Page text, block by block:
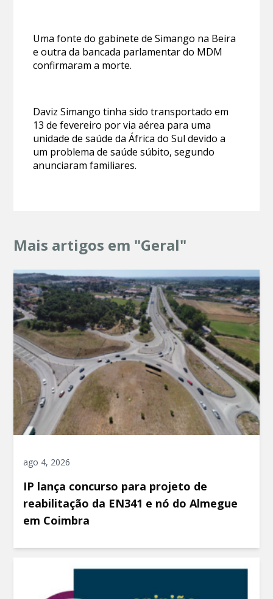
Uma fonte do gabinete de Simango na Beira
e outra da bancada parlamentar do MDM
confirmaram a morte.
Daviz Simango tinha sido transportado em
13 de fevereiro por via aérea para uma
unidade de saúde da África do Sul devido a
um problema de saúde súbito, segundo
anunciaram familiares.
Mais artigos em "Geral"
ago 4, 2026
IP lança concurso para projeto de
reabilitação da EN341 e nó do Almegue
em Coimbra